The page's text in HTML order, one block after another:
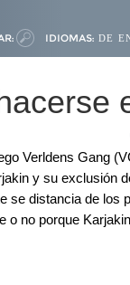
IDIOMAS: DE
Verldens Gang
y su exclusión
se distancia de los
o no porque